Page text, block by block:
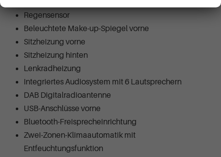
Regensensor
Beleuchtete Make-up-Spiegel vorne
Sitzheizung vorne
Sitzheizung hinten
Lenkradheizung
Integriertes Audiosystem mit 6 Lautsprechern
DAB Digitalradioantenne
USB-Anschlüsse vorne
Bluetooth-Freisprecheinrichtung
Zwei-Zonen-Klimaautomatik mit
Entfeuchtungsfunktion